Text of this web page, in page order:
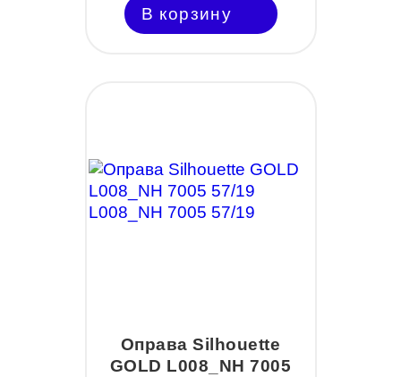
В корзину
Оправа Silhouette
GOLD L008_NH 7005